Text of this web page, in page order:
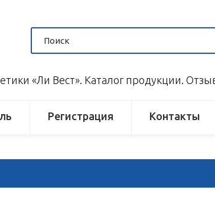
«Ли Вест». Каталог продукции.
Регистрация Контакты